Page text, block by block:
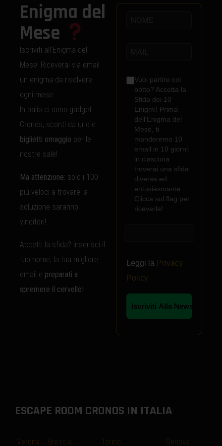
Enigma del
Mese
Iscriviti all’Enigma del
Mese! Riceverai via email
un enigma da risolvere
ogni mese.
In palio ci sono gadget
Cronos, sconti da urlo e
biglietti omaggio per le
nostre sale!
Ma attenzione: solo i 100
più veloci a trovare la
soluzione saranno
vincitori!
Accetti la sfida? Inserisci il
tuo nome, la tua migliore
email e preparati a
spremere il cervello!
Vuoi partire col
botto? Accetta la
Sfida dei 10
Enigmi! Prima
dell'Enigma del
Mese, ti
manderemo 10
email in 10 giorni:
in ciascuna
troverai una sfida
diversa ed
entusiasmante.
Clicca sul flag per
riceverla!
Leggi la Privacy
Policy
ESCAPE ROOM CRONOS IN ITALIA
Verona
Brescia
Torino Genova